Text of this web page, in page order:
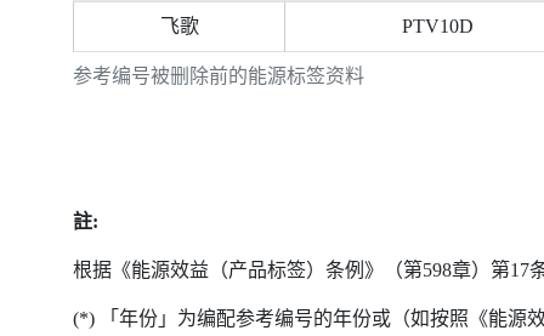
参考编号被删除前的能源标签资料
飞歌 PTV10D
註:
根据《能源效益（产品标签）条例》（第598章）第
(*) 「年份」为编配参考编号的年份或（如按照《能源